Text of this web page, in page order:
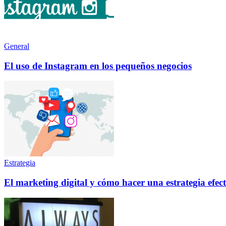
General
El uso de Instagram en los pequeños negocios
Estrategia
El marketing digital y cómo hacer una estrategia